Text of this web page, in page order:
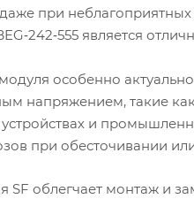
при
является
особенно
напряжением, такие
и
при обесточивании
SF облегчает монтаж и